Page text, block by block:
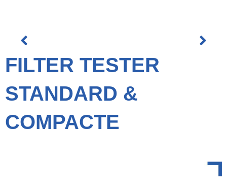
FILTER TESTER
STANDARD &
COMPACTE